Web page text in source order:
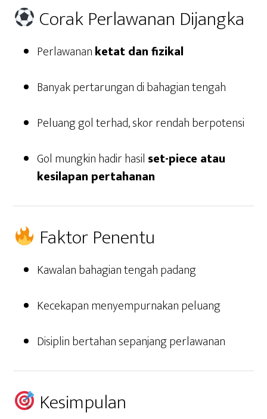
Corak Perlawanan Dijangka
Perlawananketat dan fizikal
Banyak pertarungan di bahagian tengah
Peluang gol terhad, skor rendah berpotensi
Gol mungkin hadir hasil set-piece atau
kesilapan pertahanan
Faktor Penentu
Kawalan bahagian tengah padang
Kecekapan menyempurnakan peluang
Disiplin bertahan sepanjang perlawanan
Kesimpulan